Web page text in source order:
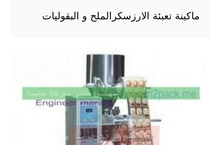
ماكينة تعبئة الارزسكرالملح و البقوليات